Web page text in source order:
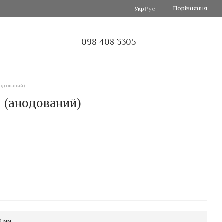
УкрРус Порівняння
098 408 3305
(анодований)
мм